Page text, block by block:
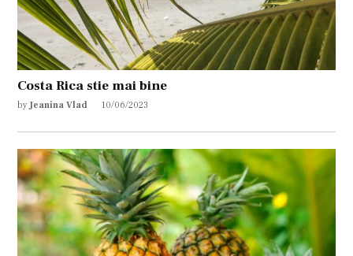
Costa Rica stie mai bine
by Jeanina Vlad 10/06/2023